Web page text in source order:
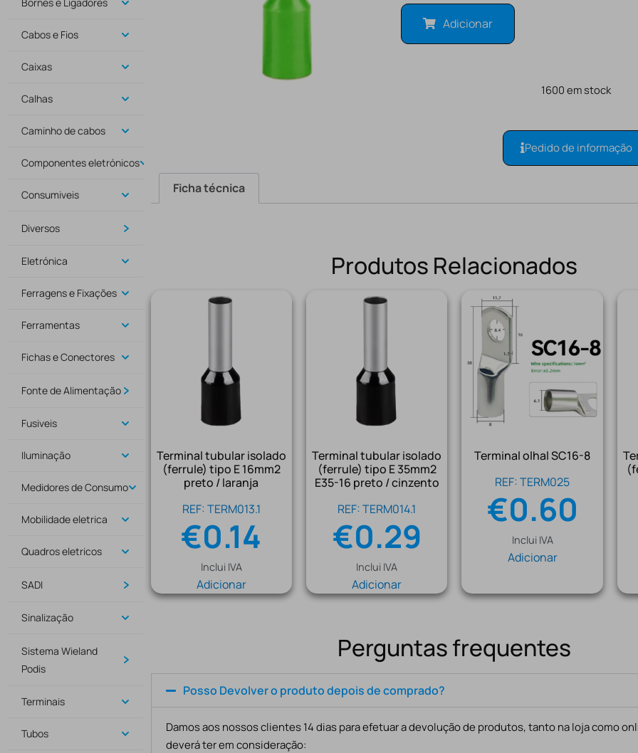
Cabos e Fios
Caixas
Calhas
Caminho de cabos
Componentes eletrónicos
Consumiveis
Diversos
Eletrónica
Ferragens e Fixações
Ferramentas
Fichas e Conectores
Fonte de Alimentação
Fusiveis
Iluminação
Medidores de Consumo
Mobilidade eletrica
Quadros eletricos
SADI
Sinalização
Sistema Wieland
Podis
Terminais
Tubos
Adicionar
1600 em stock
Pedido de informação
Ficha técnica
Produtos Relacionados
Terminal tubular isolado
(ferrule) tipo E 16mm2
preto / laranja
REF: TERM013.1
€0.14
Inclui IVA
Adicionar
Terminal tubular isolado
(ferrule) tipo E 35mm2
E35-16 preto / cinzento
REF: TERM014.1
€0.29
Inclui IVA
Adicionar
Terminal olhal SC16-8
REF: TERM025
€0.60
Inclui IVA
Adicionar
Perguntas frequentes
Posso Devolver o produto depois de comprado?
Damos aos nossos clientes 14 dias para efetuar a devolução de produtos, tanto na loja como
deverá ter em consideração: